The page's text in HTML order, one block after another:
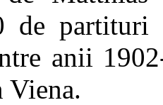
de partituri
anii